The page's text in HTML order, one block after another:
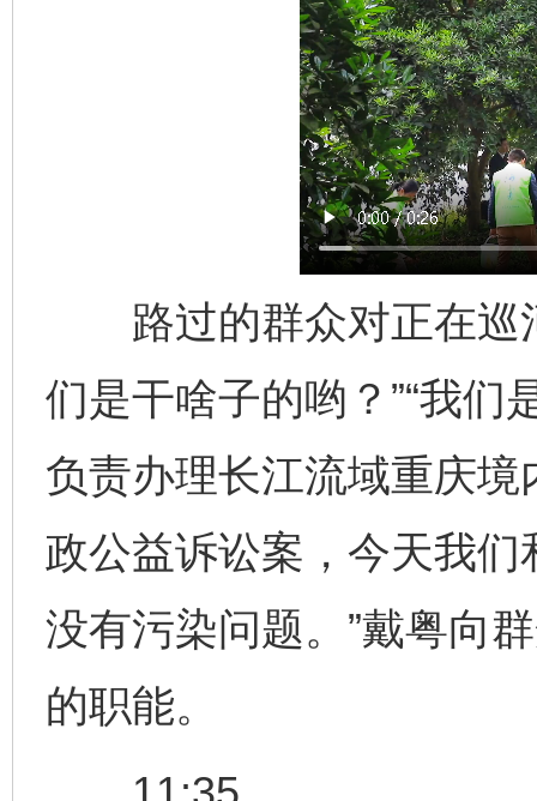
路过的群众对正在巡
们是干啥子的哟？”“我们
负责办理长江流域重庆
政公益诉讼案，今天我
没有污染问题。”戴粤向
的职能。